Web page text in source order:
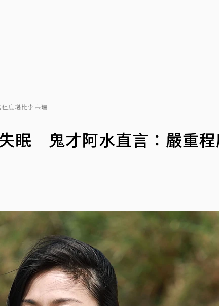
度堪比李宗瑞
眠 鬼才阿水直言：嚴重